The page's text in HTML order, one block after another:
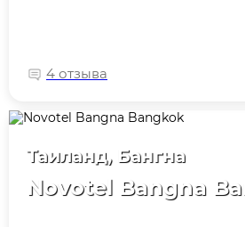
4 отзыва
Таиланд, Бангна
Novotel Bangna